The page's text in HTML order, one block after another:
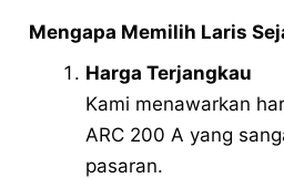
Mengapa Memilih Laris
Harga Terjangkau
Kami menawarkan
ARC 200 A yang
pasaran.